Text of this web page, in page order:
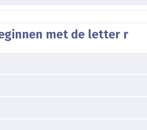
met de letter r